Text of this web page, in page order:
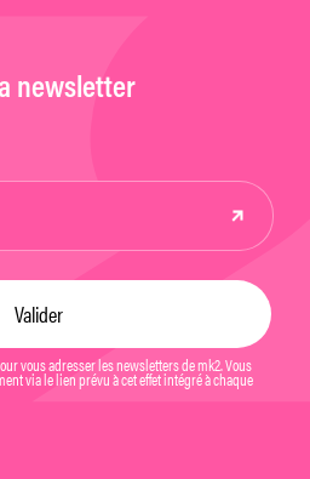
newsletter
vous adresser les newsletters de mk2. Vous
via le lien prévu à cet effet intégré à chaque